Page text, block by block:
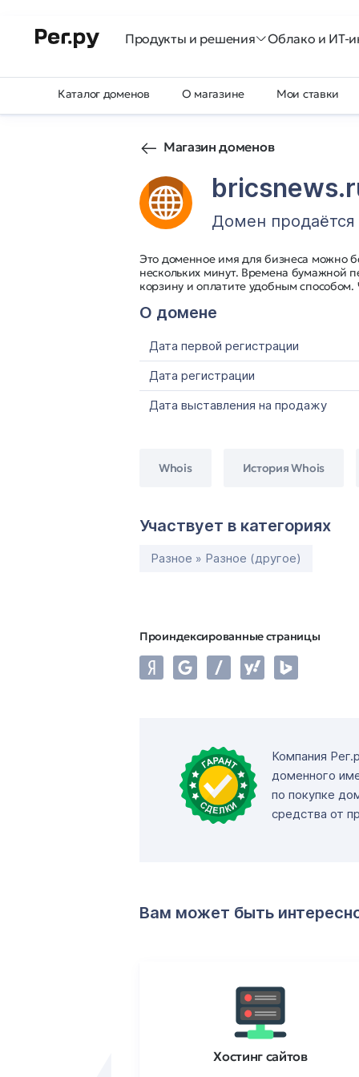
Продукты и решения Облако и ИТ-
Каталог доменов О магазине Мои ставки
Магазин доменов
Домен продаётся
Это доменное имя для бизнеса можно
нескольких минут. Времена бумажной
корзину и оплатите удобным
О домене
Дата первой регистрации
Дата регистрации
Дата выставления на продажу
Whois История Whois
Участвует в категориях
Разное » Разное (другое)
Проиндексированные страницы
Компания
доменного
по покупке
средства от
Вам может быть
Хостинг сайтов